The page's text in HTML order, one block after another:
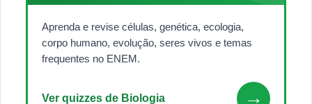
Aprenda e revise células, genética, ecologia,
corpo humano, evolução, seres vivos e temas
frequentes no ENEM.
Ver quizzes de Biologia →